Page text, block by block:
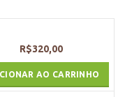
R$320,00
AO CARRINHO